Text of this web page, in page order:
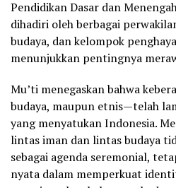
Pendidikan Dasar dan
dihadiri oleh berbagai
budaya, dan kelompok
menunjukkan pentingnya
Mu’ti menegaskan bahwa
budaya, maupun etnis—telah
yang menyatukan Indonesia.
lintas iman dan lintas budaya
sebagai agenda seremonial,
nyata dalam memperkuat